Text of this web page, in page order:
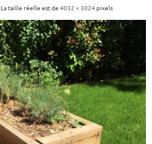
La taille réelle est de 4032 × 3024pixels